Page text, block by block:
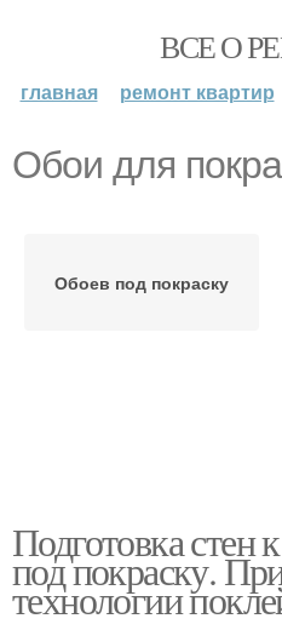
ВСЕ О
главная ремонт квартир
Обои для
Обоев под покраску
Подготовка стен
под покраску.
технологии